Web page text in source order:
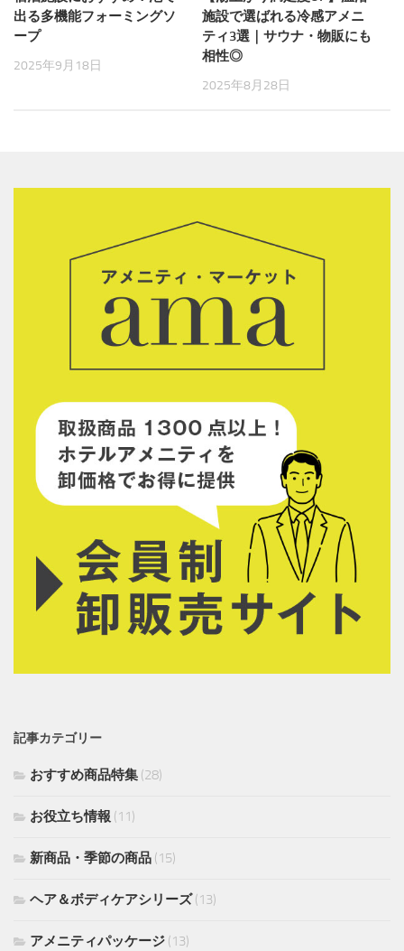
出る多機能フォーミングソ
ープ
2025年9月18日
施設で選ばれる冷感アメニ
ティ3選｜サウナ・物販にも
相性◎
2025年8月28日
記事カテゴリー
おすすめ商品特集 (28)
お役立ち情報 (11)
新商品・季節の商品 (15)
ヘア＆ボディケアシリーズ(13)
アメニティパッケージ (13)